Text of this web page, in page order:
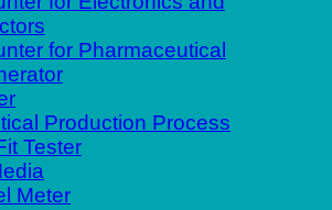
for Pharmaceutical
Production Process
Tester
Meter